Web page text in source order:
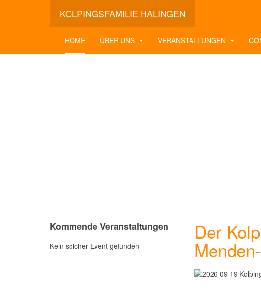
KOLPINGSFAMILIE HALINGEN
HOME ÜBER UNS VERANSTALTUNGEN
Der
Kommende Veranstaltungen
Kein solcher Event gefunden